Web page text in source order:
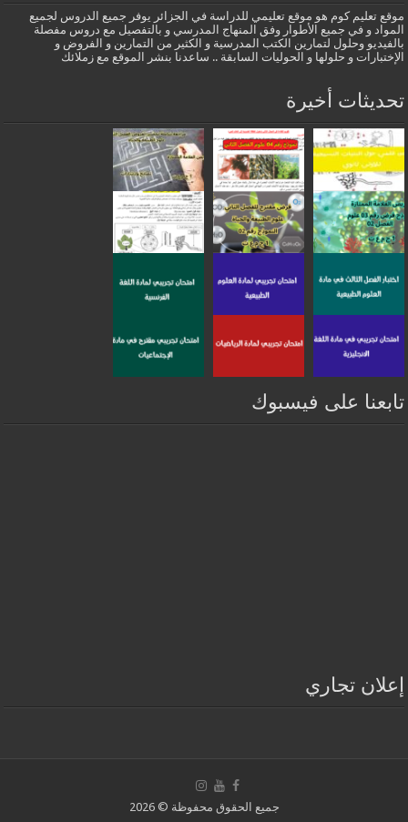
موقع تعليم كوم هو موقع تعليمي للدراسة في الجزائر يوفر جميع الدروس لجميع
المواد و في جميع الأطوار وفق المنهاج المدرسي و بالتفصيل مع دروس مفصلة
بالفيديو وحلول لتمارين الكتب المدرسية و الكثير من التمارين و الفروض و
الإختبارات و حلولها و الحوليات السابقة .. ساعدنا بنشر الموقع مع زملائك
تحديثات أخيرة
تابعنا على فيسبوك
إعلان تجاري
جميع الحقوق محفوظة © 2026